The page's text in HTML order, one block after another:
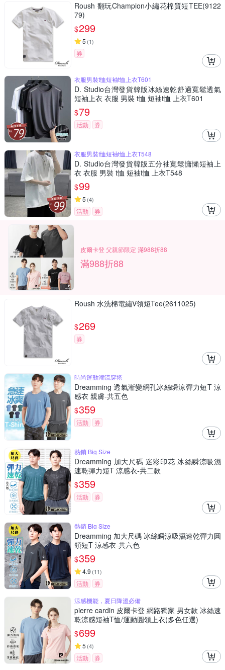
Roush 翻玩Champion小繡花棉質短TEE(9122
79)
$299
5 (1)
券
衣服男裝t恤短袖t恤上衣T601
D. Studio台灣發貨韓版冰絲速乾舒適寬鬆透氣
短袖上衣 衣服 男裝 t恤 短袖t恤 上衣T601
$79
活動 券
衣服男裝t恤短袖t恤上衣T548
D. Studio台灣發貨韓版五分袖寬鬆慵懶短袖上
衣 衣服 男裝 t恤 短袖t恤 上衣T548
$99
5 (4)
活動 券
皮爾卡登 父親節限定 滿988折88
滿988折88
Roush 水洗棉電繡V領短Tee(2611025)
$269
券
時尚運動潮流穿搭
Dreamming 透氣漸變網孔冰絲瞬涼彈力短T 涼
感衣 親膚-共五色
$359
活動 券
熱銷 Big Size
Dreamming 加大尺碼 迷彩印花 冰絲瞬涼吸濕
速乾彈力短T 涼感衣-共二款
$359
活動 券
熱銷 Big Size
Dreamming 加大尺碼 冰絲瞬涼吸濕速乾彈力圓
領短T 涼感衣-共六色
$359
4.9 (11)
活動
券
涼感機能，夏日降溫必備
pierre cardin 皮爾卡登 網路獨家 男女款 冰絲速
乾涼感短袖T恤/運動圓領上衣(多色任選)
$699
5 (4)
活動 券